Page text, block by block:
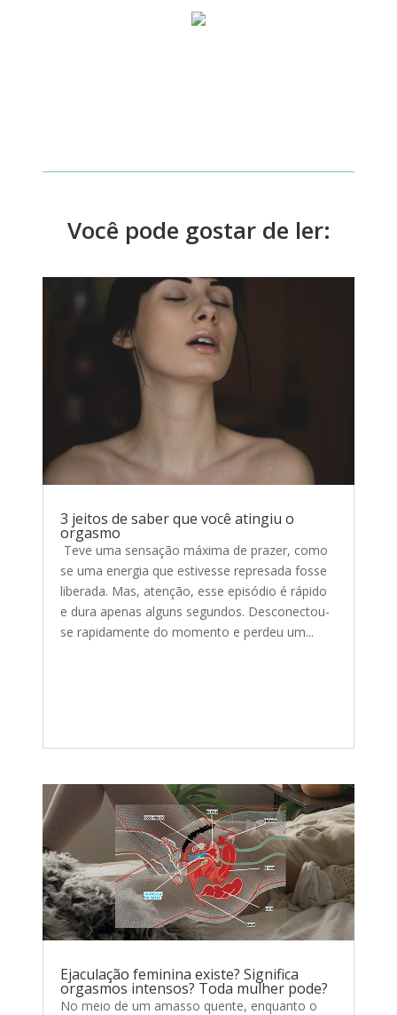
Você pode gostar de ler:
3 jeitos de saber que você atingiu o
orgasmo
Teve uma sensação máxima de prazer, como
se uma energia que estivesse represada fosse
liberada. Mas, atenção, esse episódio é rápido
e dura apenas alguns segundos. Desconectou-
se rapidamente do momento e perdeu um...
Ejaculação feminina existe? Significa
orgasmos intensos? Toda mulher pode?
No meio de um amasso quente, enquanto o